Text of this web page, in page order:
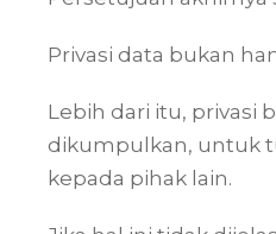
Privasi data bukan
Lebih dari itu, privasi
dikumpulkan, untuk
kepada pihak lain.